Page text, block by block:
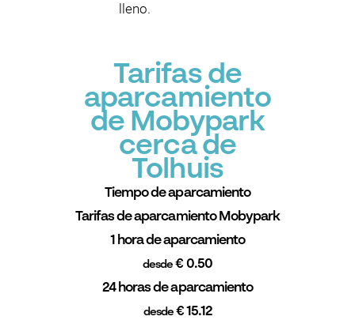
lleno.
Tarifas de
aparcamiento
de Mobypark
cerca de
Tolhuis
Tiempo de aparcamiento
Tarifas de aparcamiento Mobypark
1 hora de aparcamiento
desde € 0.50
24 horas de aparcamiento
desde€ 15.12